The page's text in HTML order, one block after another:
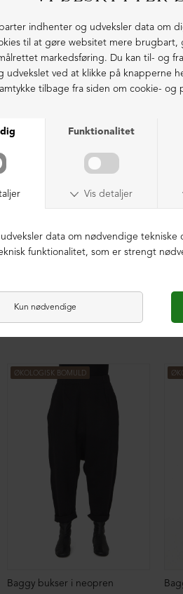
LIGNENDE
ØKOLOGISK BOMULD
ØKOLOGISK BOMULD
Baggy bukser i neopren